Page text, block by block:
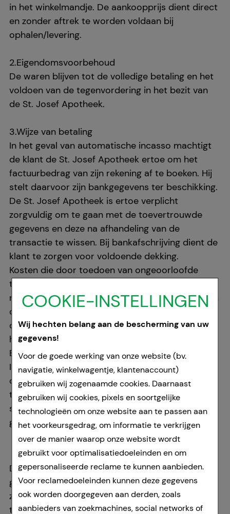
COOKIE-INSTELLINGEN
Wij hechten belang aan de bescherming van uw
gegevens!
Voor de goede werking van onze website (bv.
navigatie, winkelwagentje, klantenaccount)
gebruiken wij zogenaamde cookies. Daarnaast
gebruiken wij cookies, pixels en soortgelijke
technologieën om onze website aan te passen aan
het voorkeursgedrag, om informatie te verkrijgen
over de manier waarop onze website wordt
gebruikt voor optimalisatiedoeleinden en om
gepersonaliseerde reclame te kunnen aanbieden.
Voor reclamedoeleinden kunnen deze gegevens
ook worden doorgegeven aan derden, zoals
aanbieders van zoekmachines, social networks of
in het winkelmandje. De aankoopprijs dient direct
en zonder aftrek te worden voldaan bij
ophalen/levering.
2.Eigendomsvoorbehoud
De waren blijven tot de volledige betaling en het
voldoen van de tegenvordering in het bezit van
de St. Josef Apotheek.
3.Wijze van betaling
In het geval van automatische incasso machtigt
de klant de St. Josef Apotheek ertoe om het
factuurbedrag van zijn rekening af te boeken. Hij
stelt daarvoor zijn bankgegevens ter beschikking.
De St. Josef Apotheek is ertoe verplicht
zorgvuldig om te gaan met de toevertrouwde
gegevens en deze na afhandeling van de
transactie te wissen. Bij bankafschrijving dient de
klant te zorgen voor voldoende dekking.
Kosten die door toedoen van ongeoorloofde
terugboekingen ontstaan, worden bij de klant in
rekening gebracht. Voor automatische betalingen
die uit redenen van de klant ingetrokken worden,
dient de klant de daardoor ontstane kosten ter
hoogte van het vooraf bepaalde bedrag van 15
EUR te betalen.
In plaats van het vooraf bepaalde vaste bedrag
dient de daadwerkelijk ontstane schade betaald
te worden, wanneer de klant aantoont dat een
schade überhaupt niet is ontstaan of aanzienlijk
geringer is dan het vaste bedrag.
5 Garantie en aansprakelijkheid
De St. Josef Apotheek is aansprakelijk voor
gebreken aan de geleverde artikelen. Daarbij
zorgt de St. Josef Apotheek in een redelijke
termijn naar keuze van de klant ofwel voor